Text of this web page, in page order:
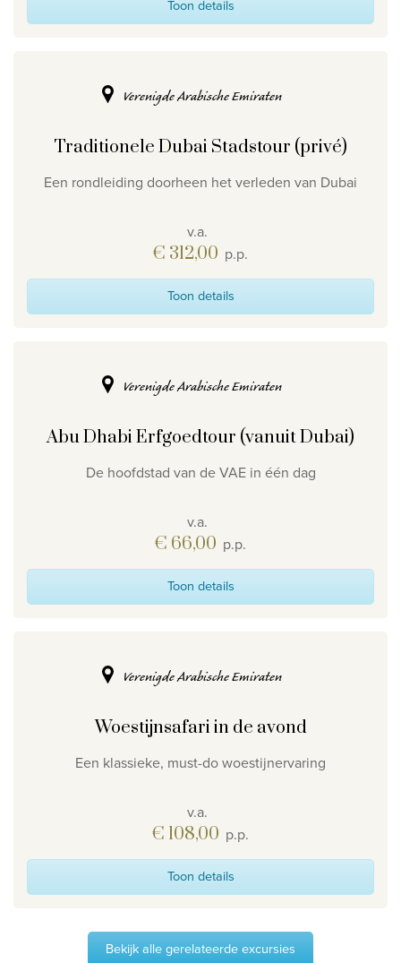
Toon details
Verenigde Arabische Emiraten
Traditionele Dubai Stadstour (privé)
Een rondleiding doorheen het verleden van Dubai
v.a.
€ 312,00 p.p.
Toon details
Verenigde Arabische Emiraten
Abu Dhabi Erfgoedtour (vanuit Dubai)
De hoofdstad van de VAE in één dag
v.a.
€ 66,00 p.p.
Toon details
Verenigde Arabische Emiraten
Woestijnsafari in de avond
Een klassieke, must-do woestijnervaring
v.a.
€ 108,00 p.p.
Toon details
Bekijk alle gerelateerde excursies